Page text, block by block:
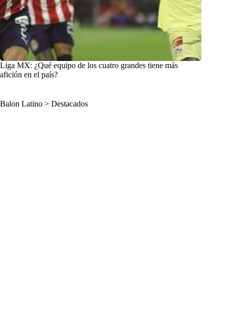
Liga MX: ¿Qué equipo de los cuatro grandes tiene más
afición en el país?
Balon Latino > Destacados